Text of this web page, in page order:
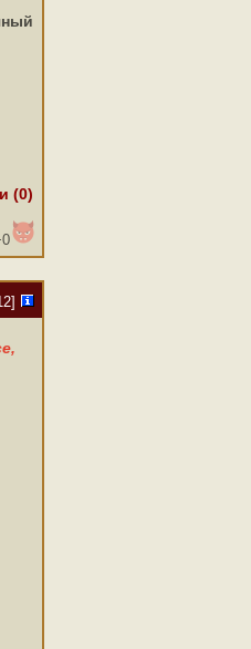
(0)
0